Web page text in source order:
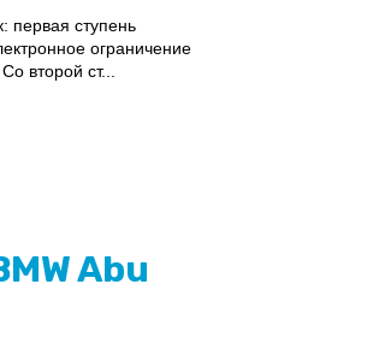
первая ступень
ограничение
второй ст...
Abu